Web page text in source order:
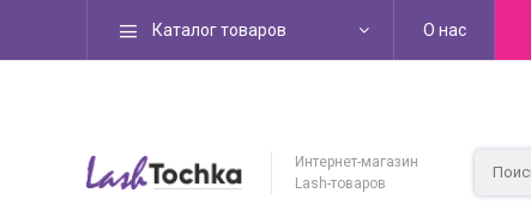
Каталог товаров О нас
Интернет-магазин
Lash-товаров